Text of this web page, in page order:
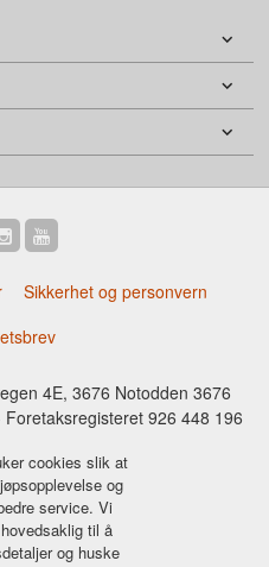
Sikkerhet og personvern
4E, 3676 Notodden 3676
Foretaksregisteret 926 448 196
cookies slik at
og
service. Vi
til å
og huske